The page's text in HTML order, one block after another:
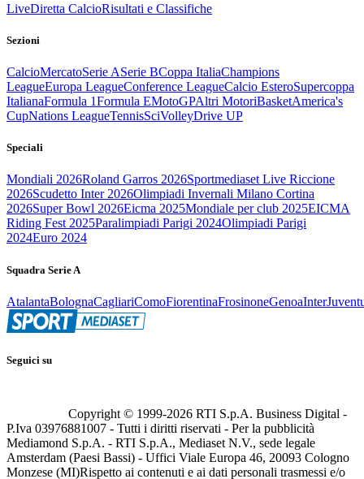
LiveDiretta CalcioRisultati e Classifiche
Sezioni
CalcioMercatoSerie ASerie BCoppa ItaliaChampions
LeagueEuropa LeagueConference LeagueCalcio EsteroSupercoppa
ItalianaFormula 1Formula EMotoGPAltri MotoriBasketAmerica's
CupNations LeagueTennisSciVolleyDrive UP
Speciali
Mondiali 2026Roland Garros 2026Sportmediaset Live Riccione
2026Scudetto Inter 2026Olimpiadi Invernali Milano Cortina
2026Super Bowl 2026Eicma 2025Mondiale per club 2025EICMA
Riding Fest 2025Paralimpiadi Parigi 2024Olimpiadi Parigi
2024Euro 2024
Squadra Serie A
AtalantaBolognaCagliariComoFiorentinaFrosinoneGenoaInter
Seguici su
Copyright © 1999-2026 RTI S.p.A. Business Digital -
P.Iva 03976881007 - Tutti i diritti riservati - Per la pubblicità
Mediamond S.p.A. - RTI S.p.A., Mediaset N.V., sede legale
Amsterdam (Paesi Bassi) - Uffici Viale Europa 46, 20093 Cologno
Monzese (MI)Rispetto ai contenuti e ai dati personali trasmessi e/o